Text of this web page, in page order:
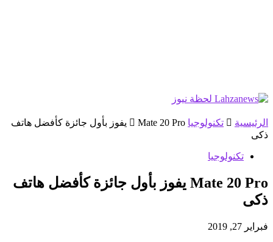
الرئيسية تكنولوجيا
Mate 20 Pro يفوز بأول جائزة كأفضل هاتف
ذكى
تكنولوجيا
Mate 20 Pro يفوز بأول جائزة كأفضل هاتف
ذكى
فبراير 27, 2019